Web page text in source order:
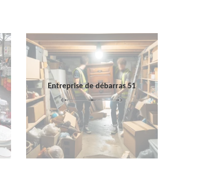
Entreprise de débarras 51